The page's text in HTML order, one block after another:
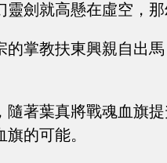
靈劍就高懸在虛空，
的掌教扶東興親自出
隨著葉真將戰魂血旗
的可能。